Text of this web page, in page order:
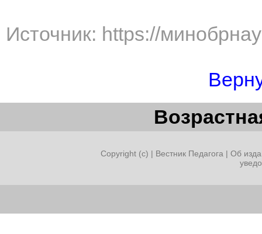
Источник: https://
Copyright (c) | Вестник Педагога | Об